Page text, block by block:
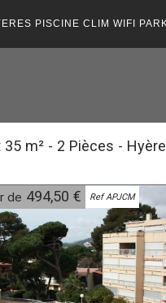
PISCINE CLIM WIFI
m² - 2 Pièces -
de 494,50 € Ref APJCM